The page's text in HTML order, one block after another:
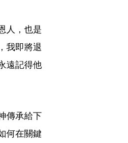
人，也是
我即將退
遠記得他
傳承給下
何在關鍵